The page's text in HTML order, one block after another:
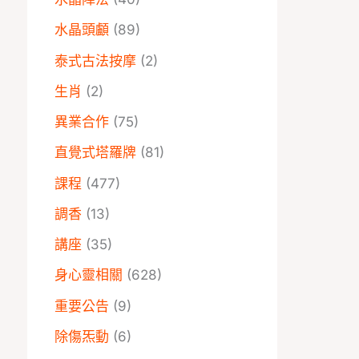
水晶頭顱 (89)
泰式古法按摩 (2)
生肖 (2)
異業合作 (75)
直覺式塔羅牌 (81)
課程 (477)
調香 (13)
講座 (35)
身心靈相關 (628)
重要公告 (9)
除傷炁動 (6)